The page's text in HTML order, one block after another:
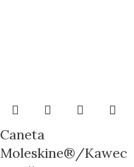
Caneta
Moleskine®/Kawec